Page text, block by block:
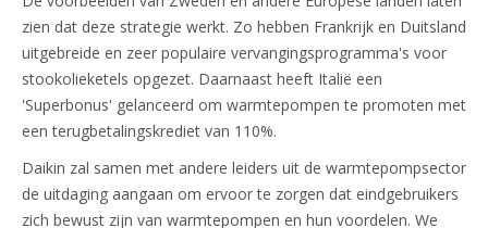
zien dat deze strategie werkt. Zo hebben Frankrijk en Duitsland
uitgebreide en zeer populaire vervangingsprogramma's voor
stookolieketels opgezet. Daarnaast heeft Italië een
'Superbonus' gelanceerd om warmtepompen te promoten met
een terugbetalingskrediet van 110%.
Daikin zal samen met andere leiders uit de warmtepompsector
de uitdaging aangaan om ervoor te zorgen dat eindgebruikers
zich bewust zijn van warmtepompen en hun voordelen. We